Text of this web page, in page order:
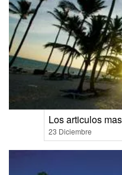
Los articulos
23 Diciembre